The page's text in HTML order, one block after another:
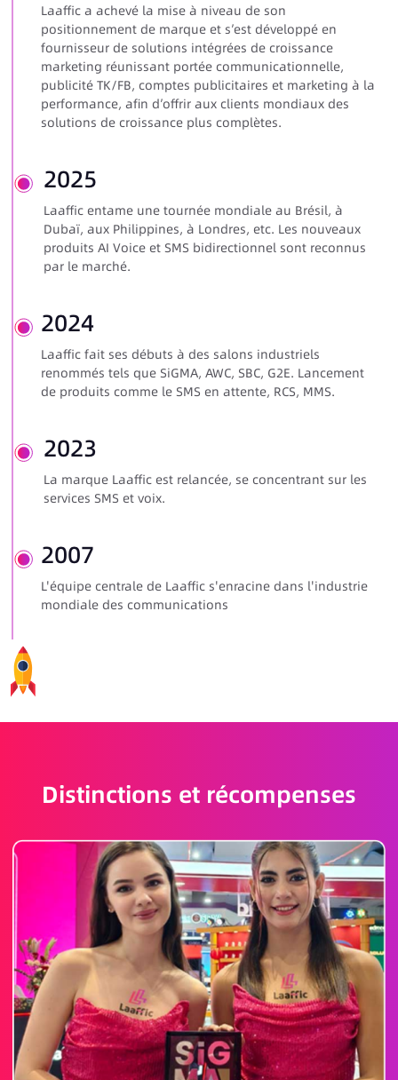
Laaffic a achevé la mise à niveau de son
positionnement de marque et s’est développé en
fournisseur de solutions intégrées de croissance
marketing réunissant portée communicationnelle,
publicité TK/FB, comptes publicitaires et marketing à la
performance, afin d’offrir aux clients mondiaux des
solutions de croissance plus complètes.
2025
Laaffic entame une tournée mondiale au Brésil, à
Dubaï, aux Philippines, à Londres, etc. Les nouveaux
produits AI Voice et SMS bidirectionnel sont reconnus
par le marché.
2024
Laaffic fait ses débuts à des salons industriels
renommés tels que SiGMA, AWC, SBC, G2E. Lancement
de produits comme le SMS en attente, RCS, MMS.
2023
La marque Laaffic est relancée, se concentrant sur les
services SMS et voix.
2007
L'équipe centrale de Laaffic s'enracine dans l'industrie
mondiale des communications
Distinctions et récompenses